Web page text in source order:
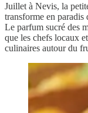
Juillet à Nevis, la
transforme en paradis
Le parfum sucré des
que les chefs locaux
culinaires autour du